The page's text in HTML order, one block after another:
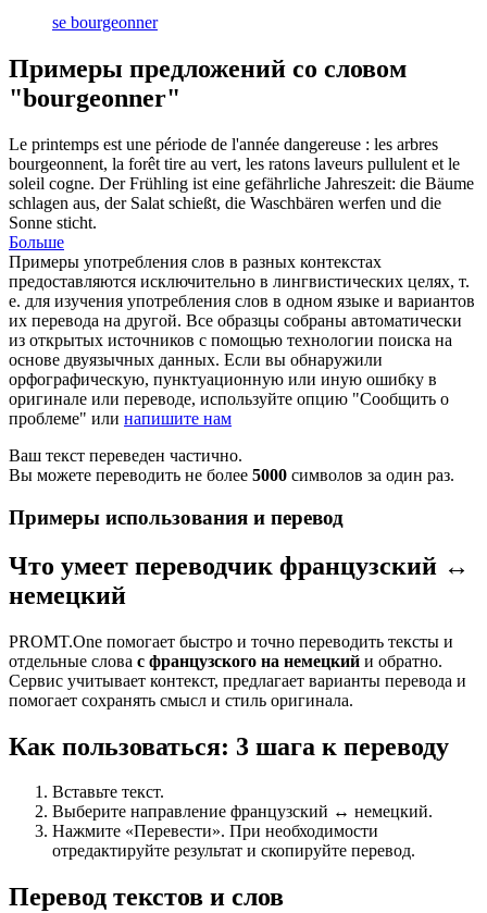
se bourgeonner
Примеры предложений со словом
"bourgeonner"
Le printemps est une période de l'année dangereuse : les arbres
bourgeonnent, la forêt tire au vert, les ratons laveurs pullulent et le
soleil cogne. Der Frühling ist eine gefährliche Jahreszeit: die Bäume
schlagen aus, der Salat schießt, die Waschbären werfen und die
Sonne sticht.
Больше
Примеры употребления слов в разных контекстах
предоставляются исключительно в лингвистических целях, т.
е. для изучения употребления слов в одном языке и вариантов
их перевода на другой. Все образцы собраны автоматически
из открытых источников с помощью технологии поиска на
основе двуязычных данных. Если вы обнаружили
орфографическую, пунктуационную или иную ошибку в
оригинале или переводе, используйте опцию "Сообщить о
проблеме" или напишите нам
Ваш текст переведен частично.
Вы можете переводить не более 5000 символов за один раз.
Примеры использования и перевод
Что умеет переводчик французский ↔
немецкий
PROMT.One помогает быстро и точно переводить тексты и
отдельные слова с французского на немецкий и обратно.
Сервис учитывает контекст, предлагает варианты перевода и
помогает сохранять смысл и стиль оригинала.
Как пользоваться: 3 шага к переводу
Вставьте текст.
Выберите направление французский ↔ немецкий.
Нажмите «Перевести». При необходимости
отредактируйте результат и скопируйте перевод.
Перевод текстов и слов